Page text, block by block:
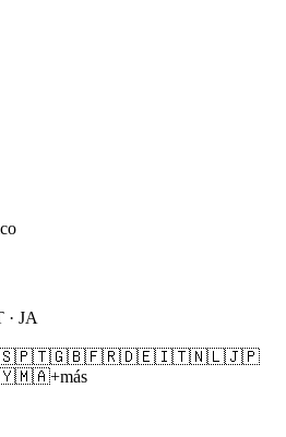
· JA
🇵🇹🇬🇧🇫🇷🇩🇪🇮🇹🇳🇱🇯🇵
🇲🇦+más